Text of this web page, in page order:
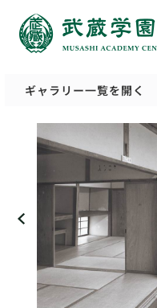
ギャラリー一覧を開く